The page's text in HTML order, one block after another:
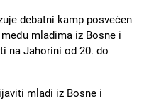
debatni kamp posvećen
mladima iz Bosne i
na Jahorini od 20. do
mladi iz Bosne i